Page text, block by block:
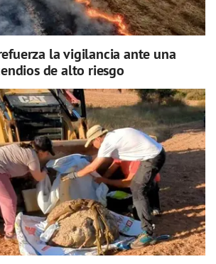
la vigilancia ante una
de alto riesgo